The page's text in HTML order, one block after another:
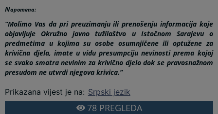
Napomena:
“Molimo Vas da pri preuzimanju ili prenošenju informacija koje
objavljuje Okružno javno tužilaštvo u Istočnom Sarajevu o
predmetima u kojima su osobe osumnjičene ili optužene za
krivična djela, imate u vidu presumpciju nevinosti prema kojoj
se svako smatra nevinim za krivično djelo dok se pravosnažnom
presudom ne utvrdi njegova krivica.”
Prikazana vijest je na: Srpski jezik
78PREGLEDA